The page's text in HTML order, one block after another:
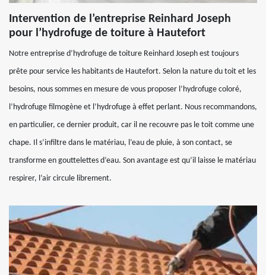
Intervention de l’entreprise Reinhard Joseph
pour l’hydrofuge de toiture à Hautefort
Notre entreprise d’hydrofuge de toiture Reinhard Joseph est toujours
prête pour service les habitants de Hautefort. Selon la nature du toit et les
besoins, nous sommes en mesure de vous proposer l’hydrofuge coloré,
l’hydrofuge filmogène et l’hydrofuge à effet perlant. Nous recommandons,
en particulier, ce dernier produit, car il ne recouvre pas le toit comme une
chape. Il s’infiltre dans le matériau, l’eau de pluie, à son contact, se
transforme en gouttelettes d’eau. Son avantage est qu’il laisse le matériau
respirer, l’air circule librement.